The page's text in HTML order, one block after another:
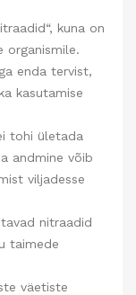
kuna on
organismile.
enda tervist,
kasutamise
tohi ületada
andmine võib
viljadesse
nitraadid
taimede
väetiste